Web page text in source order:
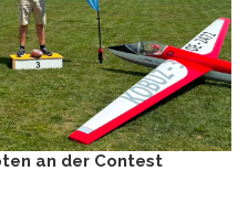
an der Contest